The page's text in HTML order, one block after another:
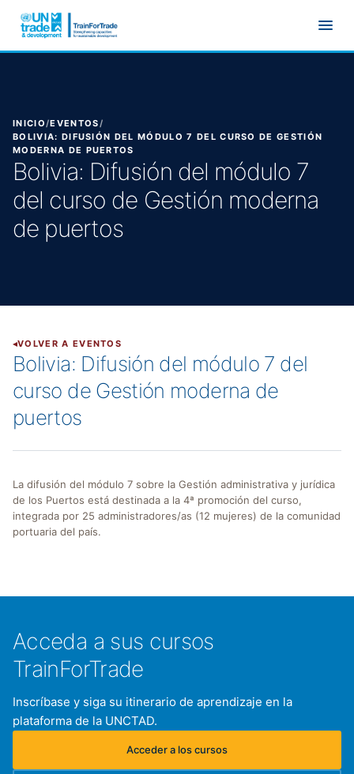
INICIO/EVENTOS/
BOLIVIA: DIFUSIÓN DEL MÓDULO 7 DEL CURSO DE GESTIÓN
MODERNA DE PUERTOS
Bolivia: Difusión del módulo 7
del curso de Gestión moderna
de puertos
VOLVER A EVENTOS
Bolivia: Difusión del módulo 7 del
curso de Gestión moderna de
puertos
La difusión del módulo 7 sobre la Gestión administrativa y jurídica
de los Puertos está destinada a la 4ª promoción del curso,
integrada por 25 administradores/as (12 mujeres) de la comunidad
portuaria del país.
Acceda a sus cursos
TrainForTrade
Inscríbase y siga su itinerario de aprendizaje en la
plataforma de la UNCTAD.
Acceder a los cursos
(se abre en una nueva pestaña)